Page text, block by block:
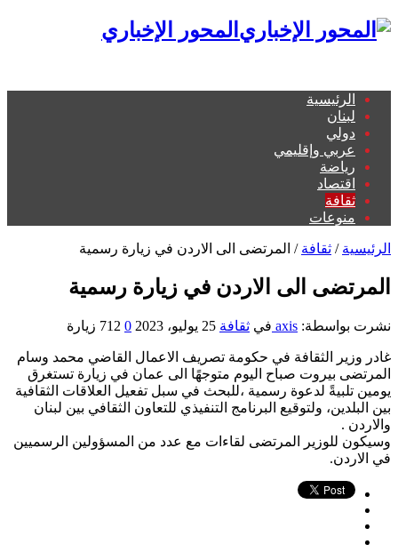
المحور الإخباري
الرئيسية
لبنان
دولي
عربي وإقليمي
رياضة
اقتصاد
ثقافة
منوعات
الرئيسية / ثقافة / المرتضى الى الاردن في زيارة رسمية
المرتضى الى الاردن في زيارة رسمية
نشرت بواسطة: axis في ثقافة 25 يوليو، 2023 0 712 زيارة
غادر وزير الثقافة في حكومة تصريف الاعمال القاضي محمد وسام
المرتضى بيروت صباح اليوم متوجهًا الى عمان في زيارة تستغرق
يومين تلبيةً لدعوة رسمية ،للبحث في سبل تفعيل العلاقات الثقافية
بين البلدين، ولتوقيع البرنامج التنفيذي للتعاون الثقافي بين لبنان
والاردن .
وسيكون للوزير المرتضى لقاءات مع عدد من المسؤولين الرسميين
في الاردن.